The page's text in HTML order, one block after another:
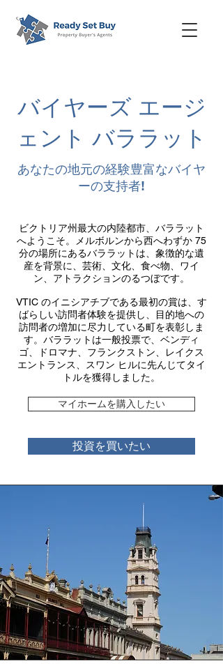
バイヤーズ エージ
ェント バララット
あなたの地元の経験豊富なバイヤ
ーの支持者!
ビクトリア州最大の内陸都市、バララット
へようこそ。メルボルンから西へわずか 75
分の場所にあるバララットは、象徴的な遺
産を背景に、芸術、文化、食べ物、ワイ
ン、アトラクションのるつぼです。
VTIC のイニシアチブである最初の賞は、す
ばらしい訪問者体験を提供し、目的地への
訪問者の増加に尽力している町を表彰しま
す。バララットは一般投票で、ベンディ
ゴ、ドロマナ、フランクストン、レイクス
エントランス、スワン ヒルに先んじてタイ
トルを獲得しました。
マイホームを購入したい
投資を買いたい